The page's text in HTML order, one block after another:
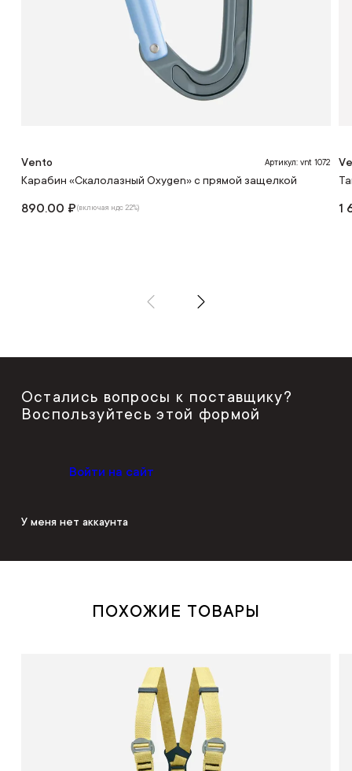
Vento Артикул: vnt 1072
Карабин «Скалолазный Oxygen» с прямой защелкой
890.00 ₽(включая ндс 22%) 1
Остались вопросы к поставщику?
Воспользуйтесь этой формой
Войти на сайт
У меня нет аккаунта
ПОХОЖИЕ ТОВАРЫ